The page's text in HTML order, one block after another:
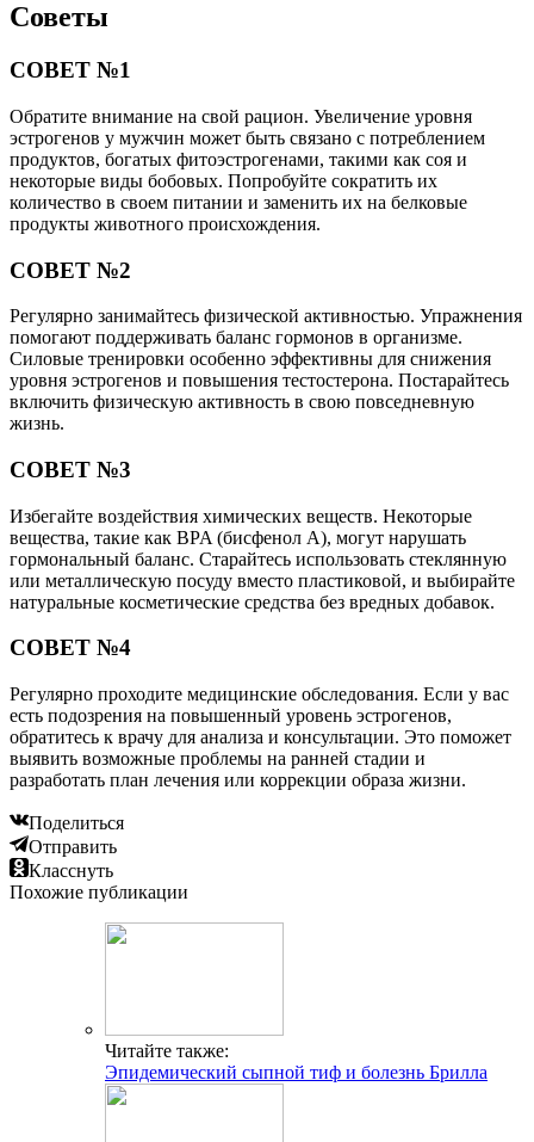
Советы
СОВЕТ №1
Обратите внимание на свой рацион. Увеличение уровня
эстрогенов у мужчин может быть связано с потреблением
продуктов, богатых фитоэстрогенами, такими как соя и
некоторые виды бобовых. Попробуйте сократить их
количество в своем питании и заменить их на белковые
продукты животного происхождения.
СОВЕТ №2
Регулярно занимайтесь физической активностью. Упражнения
помогают поддерживать баланс гормонов в организме.
Силовые тренировки особенно эффективны для снижения
уровня эстрогенов и повышения тестостерона. Постарайтесь
включить физическую активность в свою повседневную
жизнь.
СОВЕТ №3
Избегайте воздействия химических веществ. Некоторые
вещества, такие как BPA (бисфенол А), могут нарушать
гормональный баланс. Старайтесь использовать стеклянную
или металлическую посуду вместо пластиковой, и выбирайте
натуральные косметические средства без вредных добавок.
СОВЕТ №4
Регулярно проходите медицинские обследования. Если у вас
есть подозрения на повышенный уровень эстрогенов,
обратитесь к врачу для анализа и консультации. Это поможет
выявить возможные проблемы на ранней стадии и
разработать план лечения или коррекции образа жизни.
Поделиться
Отправить
Класснуть
Похожие публикации
Читайте также:
Эпидемический сыпной тиф и болезнь Брилла